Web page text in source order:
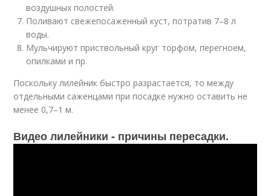
воздушных полостей.
Поливают свежепосаженный куст, потратив 7–8 л
воды.
Мульчируют приствольный круг торфом, перегноем,
опилками и пр.
Поскольку лилейник быстро разрастается, то между
отдельными саженцами при посадке нужно оставить не
менее 0,7–1 м.
Видео лилейники - причины пересадки.